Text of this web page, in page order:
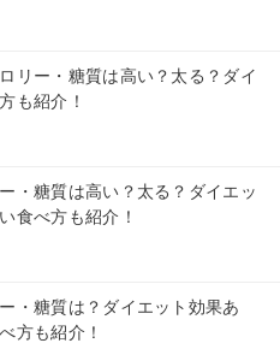
リー・糖質は高い？太る？ダイ
も紹介！
・糖質は高い？太る？ダイエッ
食べ方も紹介！
・糖質は？ダイエット効果あ
方も紹介！